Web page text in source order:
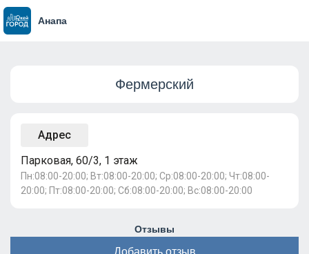
Анапа
Фермерский
Адрес
Парковая, 60/3, 1 этаж
Пн:08:00-20:00; Вт:08:00-20:00; Ср:08:00-20:00; Чт:08:00-
20:00; Пт:08:00-20:00; Сб:08:00-20:00; Вс:08:00-20:00
Отзывы
Добавить отзыв